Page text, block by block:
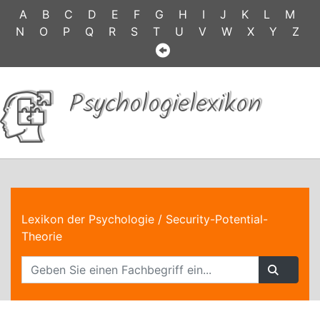
A B C D E F G H I J K L
M
N
O P Q R S T U V W X Y Z
Psychologielexikon
Lexikon der Psychologie / Security-Potential-
Theorie